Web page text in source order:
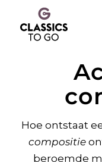
Hoe ontstaat
compositie
beroemde